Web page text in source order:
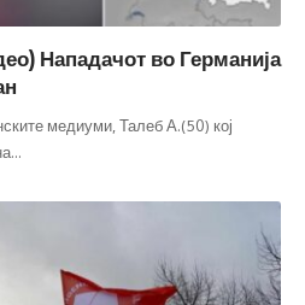
Нападачот во Германија
медиуми, Талеб А.(50) кој
…